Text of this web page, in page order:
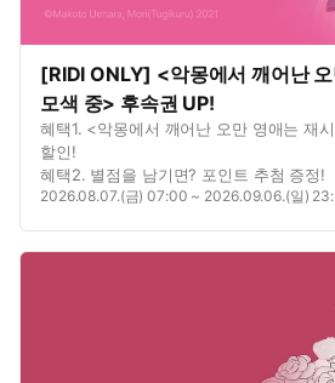
[RIDI ONLY] <악몽에서 깨어난
모색 중> 후속권 UP!
혜택1. <악몽에서 깨어난 오만 영애는 재
할인!
혜택2. 별점을 남기면? 포인트 추첨 증정!
2026.08.07.(금) 07:00 ~ 2026.09.06.(일)